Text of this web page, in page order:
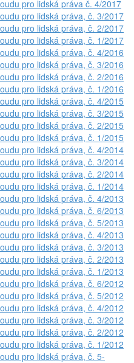
pro lidská práva č. 4/2017
pro lidská práva, č. 3/2017
pro lidská práva, č. 2/2017
pro lidská práva, č. 1/2017
pro lidská práva, č. 4/2016
pro lidská práva, č. 3/2016
pro lidská práva, č. 2/2016
pro lidská práva, č. 1/2016
pro lidská práva, č. 4/2015
pro lidská práva, č. 3/2015
pro lidská práva, č. 2/2015
pro lidská práva, č. 1/2015
pro lidská práva, č. 4/2014
pro lidská práva, č. 3/2014
pro lidská práva, č. 2/2014
pro lidská práva, č. 1/2014
pro lidská práva, č. 4/2013
pro lidská práva, č. 6/2013
pro lidská práva, č. 5/2013
pro lidská práva, č. 4/2013
pro lidská práva, č. 3/2013
pro lidská práva, č. 2/2013
pro lidská práva, č. 1/2013
pro lidská práva, č. 6/2012
pro lidská práva, č. 5/2012
pro lidská práva, č. 4/2012
pro lidská práva, č. 3/2012
pro lidská práva, č. 2/2012
pro lidská práva, č. 1/2012
pro lidská práva, č. 5-